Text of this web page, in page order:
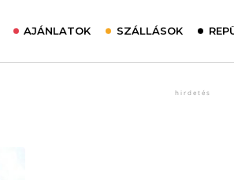
AJÁNLATOK SZÁLLÁSOK